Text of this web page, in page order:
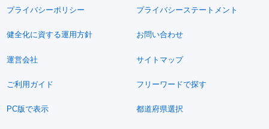
プライバシーポリシー プライバシーステートメント
健全化に資する運用方針 お問い合わせ
運営会社 サイトマップ
ご利用ガイド フリーワードで探す
PC版で表示 都道府県選択